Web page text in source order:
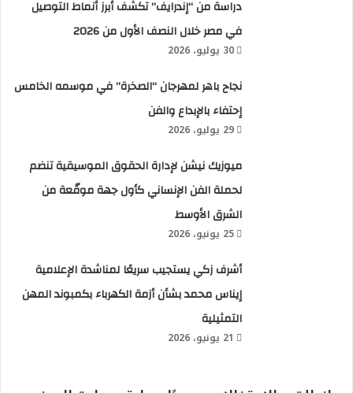
دراسة من “إندرايف” تكشف أبرز أنماط التوصيل
في مصر خلال النصف الأول من 2026
30 يوليو، 2026
نجاح باهر لمهرجان “الصخرة” في موسمه الخامس
إحتفاء بالإبداع والفن
29 يوليو، 2026
ميوزيك نيشن لإدارة الحقوق الموسيقية تنضم
لحملة الفن الإنساني كأول جهة موقّعة من
الشرق الأوسط
25 يونيو، 2026
أشرف زكي يستجيب سريعًا لمناشدة الإعلامية
إيناس محمد بشأن أزمة الكهرباء بكمبوند المهن
التمثيلية
21 يونيو، 2026